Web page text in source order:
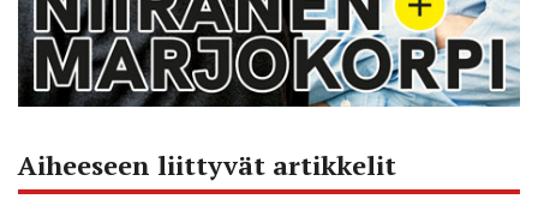
Aiheeseen liittyvät artikkelit